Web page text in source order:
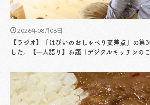
2026年08月08日
【ラジオ】「はぴいのおしゃべり交差点」の第
した。【一人語り】お題「デジタルキッチンのこ